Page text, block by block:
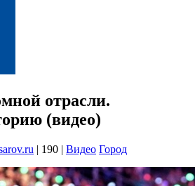
отрасли.
(видео)
| 190 | Видео Город